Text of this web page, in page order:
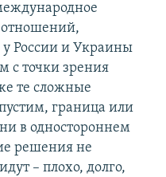
отношений,
России и Украины
с точки зрения
те сложные
граница или
в одностороннем
решения не
– плохо, долго,